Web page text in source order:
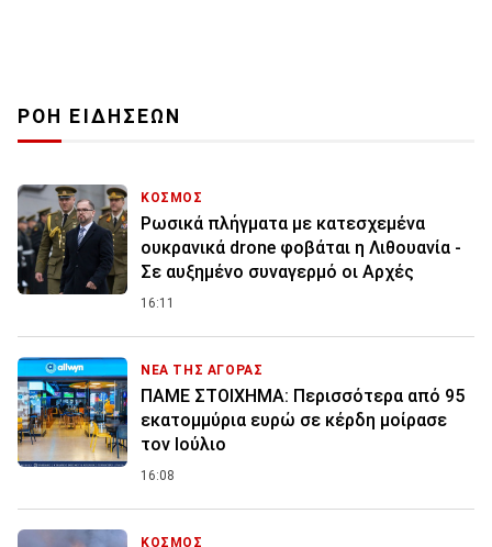
ΡΟΗ ΕΙΔΗΣΕΩΝ
ΚΟΣΜΟΣ
Ρωσικά πλήγματα με κατεσχεμένα
ουκρανικά drone φοβάται η Λιθουανία -
Σε αυξημένο συναγερμό οι Αρχές
16:11
ΝΕΑ ΤΗΣ ΑΓΟΡΑΣ
ΠΑΜΕ ΣΤΟΙΧΗΜΑ: Περισσότερα από 95
εκατομμύρια ευρώ σε κέρδη μοίρασε
τον Ιούλιο
16:08
ΚΟΣΜΟΣ